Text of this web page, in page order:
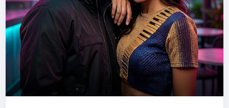
octubre de 2026. "Ella" es mucho
más que una canción: es una historia
íntima y desgarradora de super…